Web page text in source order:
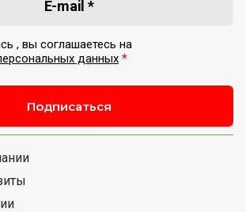
, вы соглашаетесь на
данных *
Подписаться